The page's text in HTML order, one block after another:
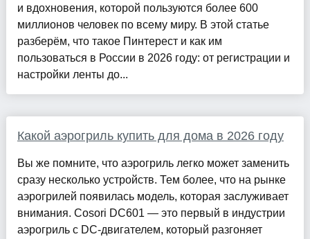
и вдохновения, которой пользуются более 600
миллионов человек по всему миру. В этой статье
разберём, что такое Пинтерест и как им
пользоваться в России в 2026 году: от регистрации и
настройки ленты до...
Какой аэрогриль купить для дома в 2026 году
Вы же помните, что аэрогриль легко может заменить
сразу несколько устройств. Тем более, что на рынке
аэрогрилей появилась модель, которая заслуживает
внимания. Cosori DC601 — это первый в индустрии
аэрогриль с DC-двигателем, который разгоняет